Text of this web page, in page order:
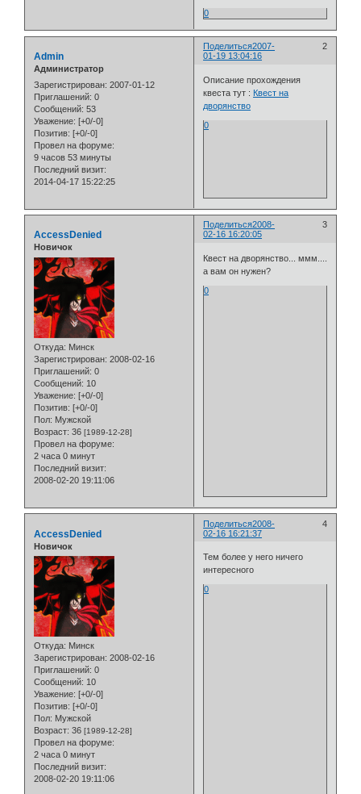
0
Поделиться 2
2007-
01-19 13:04:16
Admin
Администратор
Зарегистрирован: 2007-01-12
Приглашений: 0
Сообщений: 53
Уважение: [+0/-0]
Позитив: [+0/-0]
Провел на форуме:
9 часов 53 минуты
Последний визит:
2014-04-17 15:22:25
Описание прохождения
квеста тут : Квест на
дворянство
0
Поделиться 3
2008-
02-16 16:20:05
AccessDenied
Новичок
Откуда: Минск
Зарегистрирован: 2008-02-16
Приглашений: 0
Сообщений: 10
Уважение: [+0/-0]
Позитив: [+0/-0]
Пол: Мужской
Возраст: 36 [1989-12-28]
Провел на форуме:
2 часа 0 минут
Последний визит:
2008-02-20 19:11:06
Квест на дворянство... ммм....
а вам он нужен?
0
Поделиться 4
2008-
02-16 16:21:37
AccessDenied
Новичок
Откуда: Минск
Зарегистрирован: 2008-02-16
Приглашений: 0
Сообщений: 10
Уважение: [+0/-0]
Позитив: [+0/-0]
Пол: Мужской
Возраст: 36 [1989-12-28]
Провел на форуме:
2 часа 0 минут
Последний визит:
2008-02-20 19:11:06
Тем более у него ничего
интересного
0